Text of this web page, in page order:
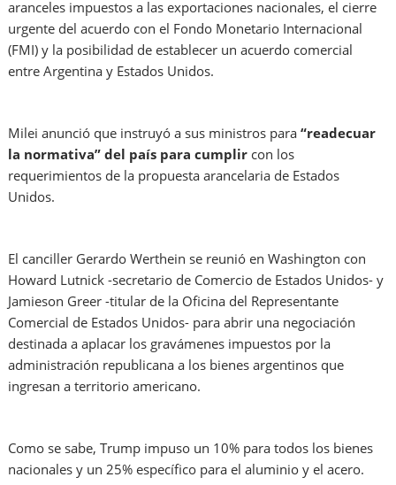
aranceles impuestos a las exportaciones nacionales, el cierre
urgente del acuerdo con el Fondo Monetario Internacional
(FMI) y la posibilidad de establecer un acuerdo comercial
entre Argentina y Estados Unidos.
Milei anunció que instruyó a sus ministros para“readecuar
la normativa” del país para cumplir con los
requerimientos de la propuesta arancelaria de Estados
Unidos.
El canciller Gerardo Werthein se reunió en Washington con
Howard Lutnick -secretario de Comercio de Estados Unidos- y
Jamieson Greer -titular de la Oficina del Representante
Comercial de Estados Unidos- para abrir una negociación
destinada a aplacar los gravámenes impuestos por la
administración republicana a los bienes argentinos que
ingresan a territorio americano.
Como se sabe, Trump impuso un 10% para todos los bienes
nacionales y un 25% específico para el aluminio y el acero.